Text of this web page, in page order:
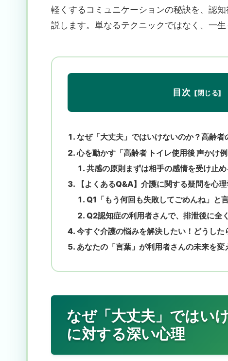
軽くするコミュニケーションの秘訣を、認
説します。単なるテクニックではなく、一
目次
なぜ「大丈夫」ではいけないのか？高齢者
心を動かす「高齢者 トイレ使用後 声かけ
共感の原則まずは相手の感情を受け止め
【よくあるQ&A】介護に関する疑問を心理
Q1「もう何回も失敗してごめんね」と
Q2認知症の利用者さんで、排泄後に全
今すぐ介護の悩みを解決したい！どうした
あなたの「言葉」が利用者さんの未来を変
なぜ「大丈夫」ではい
に対する深い心理